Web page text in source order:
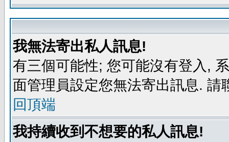
我無法寄出私人訊息!
有三個可能性; 您可能沒有登入,
面管理員設定您無法寄出訊息. 請
回頂端
我持續收到不想要的私人訊息!